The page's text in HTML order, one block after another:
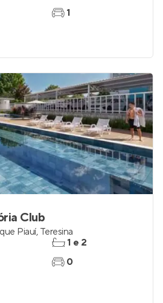
1
Club
Piauí, Teresina
1 e 2
0